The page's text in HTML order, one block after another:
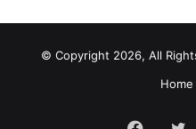
© Copyright 2026, All
Home